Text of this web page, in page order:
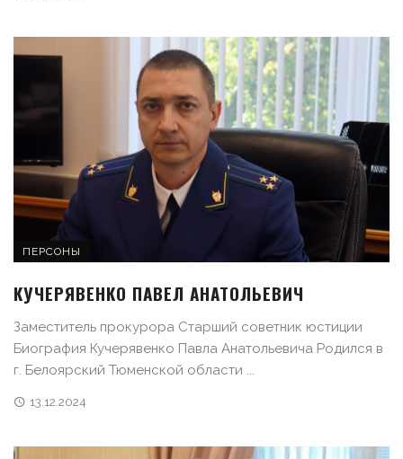
ПЕРСОНЫ
КУЧЕРЯВЕНКО ПАВЕЛ АНАТОЛЬЕВИЧ
Заместитель прокурора Старший советник юстиции
Биография Кучерявенко Павла Анатольевича Родился в
г. Белоярский Тюменской области ...
13.12.2024